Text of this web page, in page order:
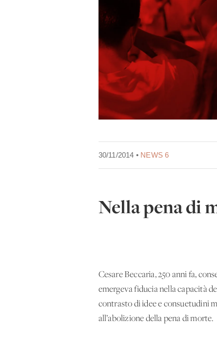
30/11/2014 • NEWS 6
Nella pena di
Cesare Beccaria, 250 anni fa,
emergeva fiducia nella capacità
contrasto di idee e consuetudini
all’abolizione della pena di morte.